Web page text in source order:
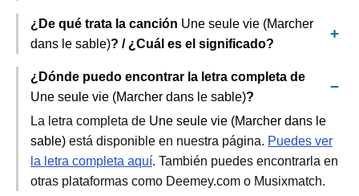
¿De qué trata la canción Une seule vie (Marcher
dans le sable)? / ¿Cuál es el significado?
¿Dónde puedo encontrar la letra completa de
Une seule vie (Marcher dans le sable)?
La letra completa de Une seule vie (Marcher dans le
sable) está disponible en nuestra página. Puedes ver
la letra completa aquí. También puedes encontrarla en
otras plataformas como Deemey.com o Musixmatch.